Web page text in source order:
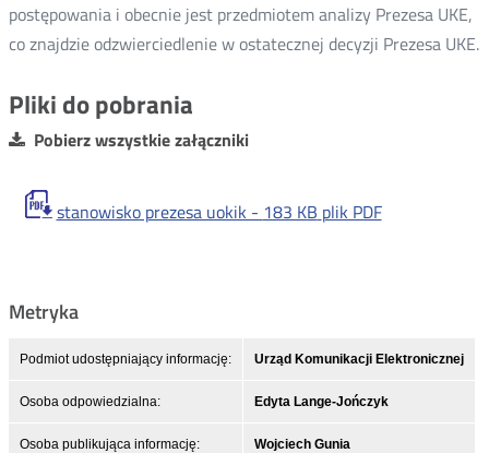
postępowania i obecnie jest przedmiotem analizy Prezesa UKE,
co znajdzie odzwierciedlenie w ostatecznej decyzji Prezesa UKE.
Pliki do pobrania
Pobierz wszystkie załączniki
stanowisko prezesa uokik - 183 KB plik PDF
Metryka
Podmiot udostępniający informację: Urząd Komunikacji Elektronicznej
Osoba odpowiedzialna: Edyta Lange-Jończyk
Osoba publikująca informację: Wojciech Gunia